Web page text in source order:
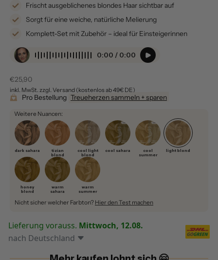
Frischt ausgeblichenes blondes Haar sichtbar auf
Sorgt für eine weiche, natürliche Melierung
Komplett-Set mit Zubehör – ideal für Einsteigerinnen
0:00 / 0:00
Verkaufspreis
€25,90
inkl. MwSt. zzgl. Versand (kostenlos ab 49€ DE)
Pro Bestellung Treueherzen sammeln + sparen
Weitere Nuancen:
dark sahara
tizian
blond
cool light
blond
cool sahara
cool
summer
light blond
honey
blond
warm
sahara
warm
summer
Nicht sicher welcher Farbton? Hier den Test machen
Lieferung vorauss. Mittwoch, 12.08.
nach Deutschland